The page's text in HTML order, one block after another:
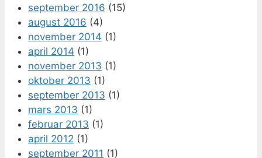
september 2016 (15)
august 2016 (4)
november 2014 (1)
april 2014 (1)
november 2013 (1)
oktober 2013 (1)
september 2013 (1)
mars 2013 (1)
februar 2013 (1)
april 2012 (1)
september 2011 (1)